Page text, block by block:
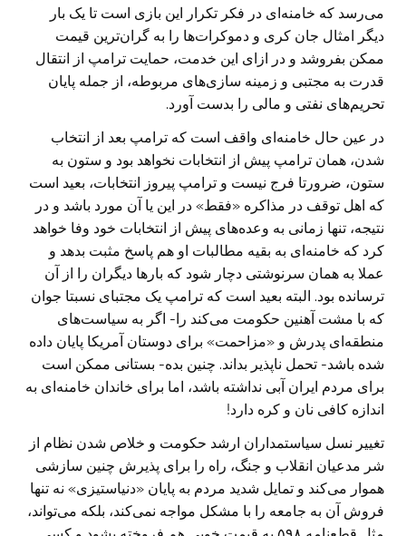
می‌رسد که خامنه‌ای در فکر تکرار این بازی است تا یک بار
دیگر ‏امثال جان کری و دموکرات‌ها را به گران‌ترین قیمت
ممکن بفروشد و در ازای ‏این خدمت، حمایت ترامپ از انتقال
قدرت به مجتبی و زمینه سازی‌های مربوطه، ‏از جمله پایان
تحریم‌های نفتی و مالی را بدست آورد.
در عین حال خامنه‌ای واقف است که ترامپ بعد از انتخاب
شدن، همان ترامپ پیش ‏از انتخابات نخواهد بود و ستون به
ستون، ضرورتا فرج نیست و ترامپ پیروز ‏انتخابات، بعید است
که اهل توقف در مذاکره «فقط» در این یا آن مورد باشد و در
‏نتیجه، تنها زمانی به وعده‌های پیش از انتخابات خود وفا خواهد
کرد که خامنه‌ای ‏به بقیه مطالبات او هم پاسخ مثبت بدهد و
عملا به همان سرنوشتی دچار شود که بار‌ها دیگران را از آن
ترسانده بود. البته بعید است که ترامپ یک مجتبای نسبتا جوان
‏که با مشت آهنین حکومت می‌کند را- اگر به سیاست‌های
منطقه‌ای پدرش و «‏مزاحمت» برای دوستان آمریکا پایان داده
شده باشد- تحمل ناپذیر بداند. چنین بده- ‏بستانی ممکن است
برای مردم ایران آبی نداشته باشد، اما برای خاندان خامنه‌ای به
‏اندازه کافی نان و کره دارد!
تغییر نسل سیاستمداران ارشد حکومت و خلاص شدن نظام از
شر مدعیان انقلاب و ‏جنگ، راه را برای پذیرش چنین سازشی
هموار می‌کند و تمایل شدید مردم به پایان «دنیاستیزی» نه تنها
فروش آن به جامعه را با مشکل مواجه نمی‌کند، بلکه می‌‏تواند،